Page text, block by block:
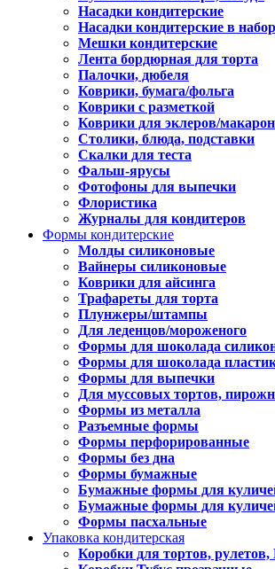
Насадки кондитерские
Насадки кондитерские в
Мешки кондитерские
Лента бордюрная для торта
Палочки, дюбеля
Коврики, бумага/фольга
Коврики с разметкой
Коврики для эклеров/
Столики, блюда, подставки
Скалки для теста
Фальш-ярусы
Фотофоны для выпечки
Флористика
Журналы для кондитеров
Формы кондитерские
Молды силиконовые
Вайнеры силиконовые
Коврики для айсинга
Трафареты для торта
Плунжеры/штампы
Для леденцов/мороженого
Формы для шоколада
Формы для шоколада
Формы для выпечки
Для муссовых тортов,
Формы из металла
Разъемные формы
Формы перфорированные
Формы без дна
Формы бумажные
Бумажные формы для
Бумажные формы для
Формы пасхальные
Упаковка кондитерская
Коробки для тортов, рулетов,